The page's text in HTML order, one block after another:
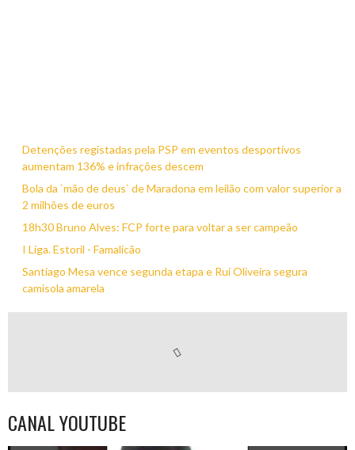
Detenções registadas pela PSP em eventos desportivos
aumentam 136% e infrações descem
Bola da `mão de deus` de Maradona em leilão com valor superior a
2 milhões de euros
18h30 Bruno Alves: FCP forte para voltar a ser campeão
I Liga. Estoril - Famalicão
Santiago Mesa vence segunda etapa e Rui Oliveira segura
camisola amarela
CANAL YOUTUBE